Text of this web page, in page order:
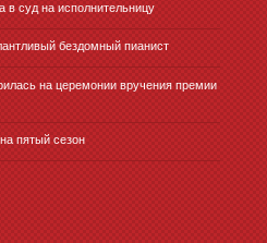
в суд на исполнительницу
бездомный пианист
на церемонии вручения премии
пятый сезон